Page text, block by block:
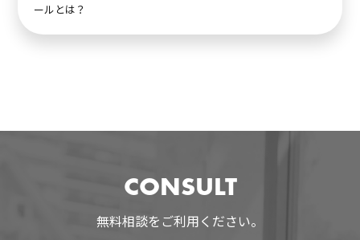
ールとは？
CONSULT
無料相談をご利用ください。